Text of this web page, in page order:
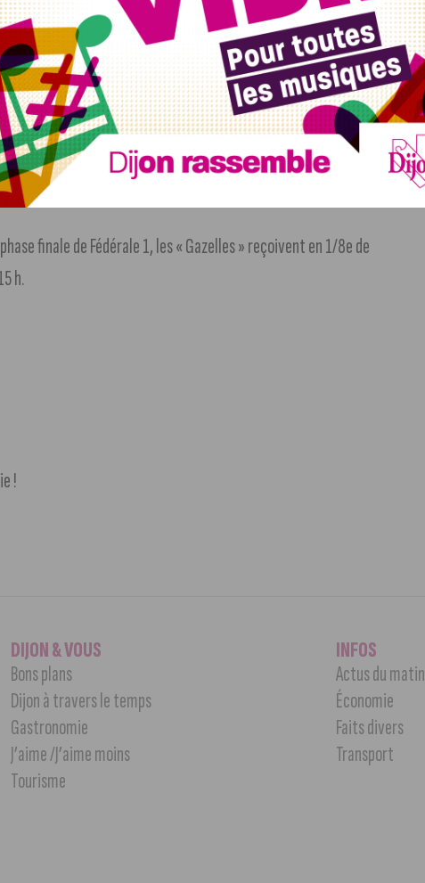
Léna Goetsch prolonge son contrat d’une année
dans notre article (suivre le lien).
DMH Loïs Pasquet prolonge son aventure de deux ans au
finale de Fédérale 1, les « Gazelles » reçoivent en 1/8e de
h.
!
DIJON & VOUS
Bons plans
Dijon à travers le temps
Gastronomie
J’aime /J’aime moins
Tourisme
INFOS
Actus du matin
Économie
Faits divers
Transport